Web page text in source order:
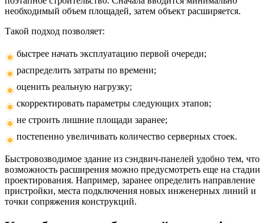
необходимый объем площадей, затем объект расширяется.
Такой подход позволяет:
быстрее начать эксплуатацию первой очереди;
распределить затраты по времени;
оценить реальную нагрузку;
скорректировать параметры следующих этапов;
не строить лишние площади заранее;
постепенно увеличивать количество серверных стоек.
Быстровозводимое здание из сэндвич-панелей удобно тем, что
возможность расширения можно предусмотреть еще на стадии
проектирования. Например, заранее определить направление
пристройки, места подключения новых инженерных линий и
точки сопряжения конструкций.